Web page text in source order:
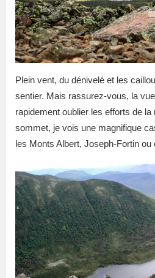
Plein vent, du dénivelé et les
sentier. Mais rassurez-vous, la
rapidement oublier les efforts de
sommet, je vois une magnifique
les Monts Albert, Joseph-Fortin